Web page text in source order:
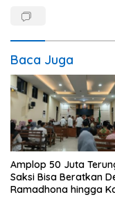
Baca Juga
Amplop 50 Juta
Saksi Bisa Beratkan
Ramadhona hingga